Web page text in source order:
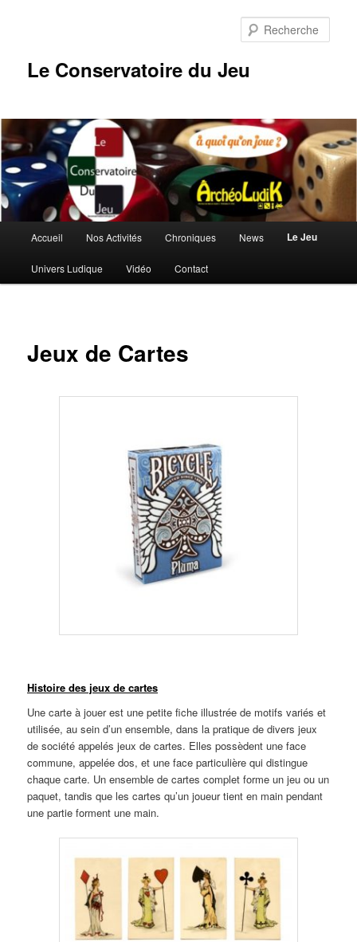
Le Conservatoire du Jeu
principal
Accueil Nos Activités Chroniques News Le Jeu
Univers Ludique Vidéo Contact
Jeux de Cartes
Histoire des jeux de cartes
Une carte à jouer est une petite fiche illustrée de motifs variés et
utilisée, au sein d’un ensemble, dans la pratique de divers jeux
de société appelés jeux de cartes. Elles possèdent une face
commune, appelée dos, et une face particulière qui distingue
chaque carte. Un ensemble de cartes complet forme un jeu ou un
paquet, tandis que les cartes qu’un joueur tient en main pendant
une partie forment une main.